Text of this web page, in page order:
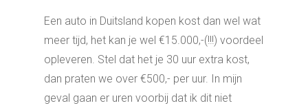
Een auto in Duitsland kopen kost dan wel wat
meer tijd, het kan je wel €15.000,-(!!!) voordeel
opleveren. Stel dat het je 30 uur extra kost,
dan praten we over €500,- per uur. In mijn
geval gaan er uren voorbij dat ik dit niet